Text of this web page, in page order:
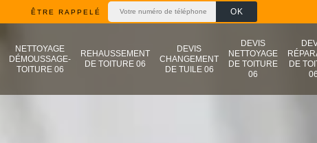
ÊTRE RAPPELÉ
NETTOYAGE
DÉMOUSSAGE-
TOITURE 06
REHAUSSEMENT
DE TOITURE 06
DEVIS
CHANGEMENT
DE TUILE 06
DEVIS
NETTOYAGE
DE TOITURE
06
DE